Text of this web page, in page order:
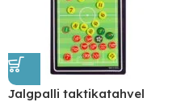
Jalgpalli taktikatahvel